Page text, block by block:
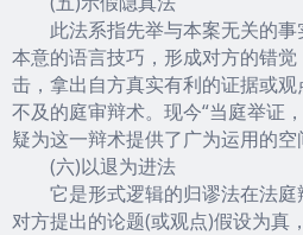
此法系指先举与本案无关的事
本意的语言技巧，形成对方的错
击，拿出自方真实有利的证据或
不及的庭审辩术。现今“当庭举证
疑为这一辩术提供了广为运用的空
(六)以退为进法
它是形式逻辑的归谬法在法庭
对方提出的论题(或观点)假设为真